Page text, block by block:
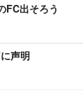
FC出そろう
声明